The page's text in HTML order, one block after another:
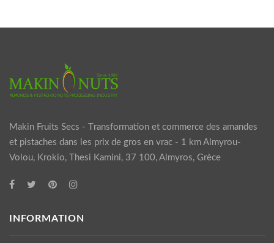
Makin Fruits Secs - Τransformation et commerce des amandes
et pistaches dans les prix de gros en vrac - 1 km Almyrou-
Volou, Krokio, Thesi Kamini, 37 100, Almyros, Grèce
INFORMATION